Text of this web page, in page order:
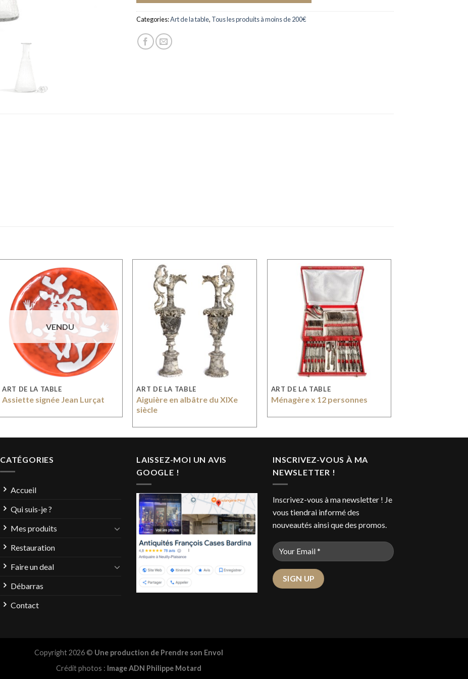
Categories:Art de la table, Tous les produits à moins de 200€
VENDU
ART DE LA TABLE
Assiette signée Jean Lurçat
ART DE LA TABLE
Aiguière en albâtre du XIXe
siècle
ART DE LA TABLE
Ménagère x 12 personnes
CATÉGORIES
Accueil
Qui suis-je ?
Mes produits
Restauration
Faire un deal
Débarras
Contact
LAISSEZ-MOI UN AVIS
GOOGLE !
INSCRIVEZ-VOUS À MA
NEWSLETTER !
Inscrivez-vous à ma newsletter ! Je
vous tiendrai informé des
nouveautés ainsi que des promos.
Copyright 2026 © Une production de Prendre son Envol
Crédit photos : Image ADN Philippe Motard